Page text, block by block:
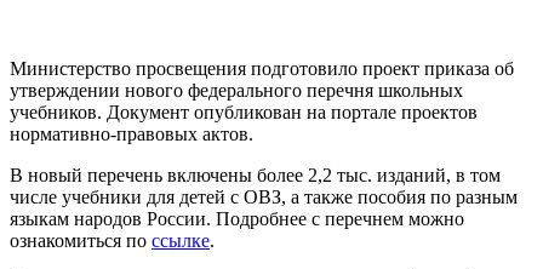
Министерство просвещения подготовило проект приказа об
утверждении нового федерального перечня школьных
учебников. Документ опубликован на портале проектов
нормативно-правовых актов.
В новый перечень включены более 2,2 тыс. изданий, в том
числе учебники для детей с ОВЗ, а также пособия по разным
языкам народов России. Подробнее с перечнем можно
ознакомиться по ссылке.